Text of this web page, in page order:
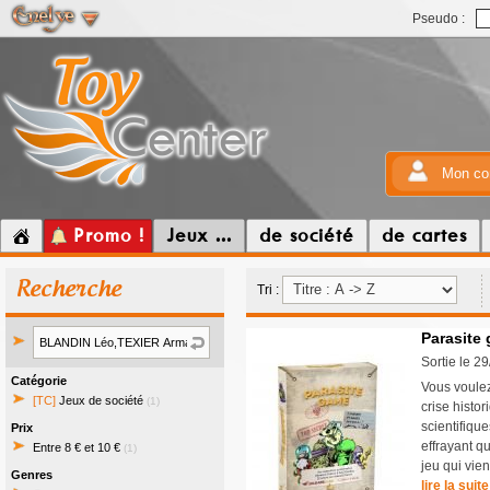
Pseudo :
Mon
Promo ! Jeux ... de société de cartes
Recherche
Catégorie
[TC] Jeux de société (1)
Prix
Entre 8 € et 10 € (1)
Genres
Tri :
Parasite
Sortie le
Vous
crise
effrayant
jeu qui
lire la suite